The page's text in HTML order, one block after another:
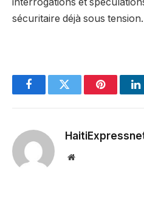
sécuritaire déjà sous tension.
FacebookTwitter Pinterest
Website